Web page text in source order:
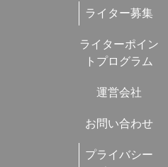
ライター募集
ライターポイン
トプログラム
運営会社
お問い合わせ
プライバシー